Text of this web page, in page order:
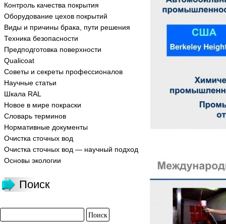
Контроль качества покрытия
Оборудование цехов покрытий
Виды и причины брака, пути решения
Техника безопасности
Предподготовка поверхности
Qualicoat
Советы и секреты профессионалов
Научные статьи
Шкала RAL
Новое в мире покраски
Словарь терминов
Нормативные документы
Очистка сточных вод
Очистка сточных вод — научный подход
Основы экологии
Поиск